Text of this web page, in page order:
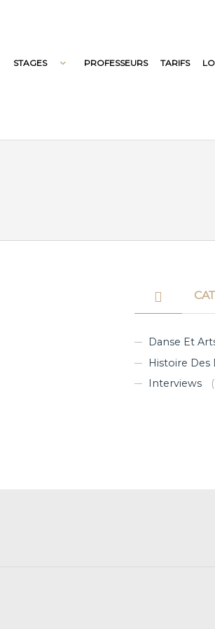
STAGES PROFESSEURS TARIFS
Danse Et
Histoire Des
Interviews